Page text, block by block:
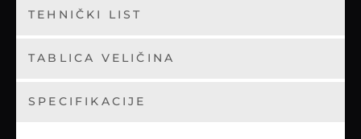
TEHNIČKI LIST
TABLICA VELIČINA
SPECIFIKACIJE